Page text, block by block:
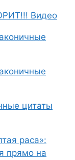
Видео
цитаты
раса»:
прямо на